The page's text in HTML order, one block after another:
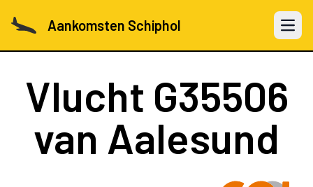
Aankomsten Schiphol Open
Vlucht G35506
van Aalesund